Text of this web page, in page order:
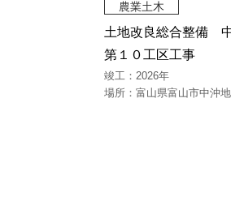
農業土木
土地改良総合整備
第１０工区工事
竣工：2026年
場所：富山県富山市中沖